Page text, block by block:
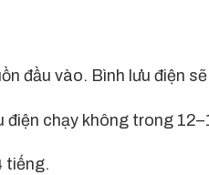
đầu vào. Bình lưu điện
điện chạy không trong
tiếng.